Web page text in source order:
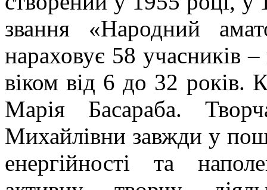
звання «Народний
нараховує 58 учасників
віком від 6 до 32 років.
Марія Басараба.
Михайлівни завжди у
енергійності та